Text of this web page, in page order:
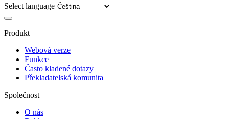
Select language
Produkt
Webová verze
Funkce
Často kladené dotazy
Překladatelská komunita
Společnost
O nás